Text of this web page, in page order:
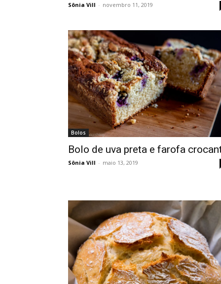
Sônia Vill - novembro 11, 2019
Bolos
Bolo de uva preta e farofa
Sônia Vill - maio 13, 2019